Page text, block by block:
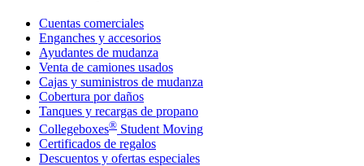
Cuentas comerciales
Enganches y accesorios
Ayudantes de mudanza
Venta de camiones usados
Cajas y suministros de mudanza
Cobertura por daños
Tanques y recargas de propano
Collegeboxes® Student Moving
Certificados de regalos
Descuentos y ofertas especiales